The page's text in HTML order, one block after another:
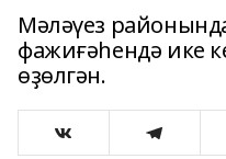
Мәләүез
фажиғәһендә ике
өҙөлгән.